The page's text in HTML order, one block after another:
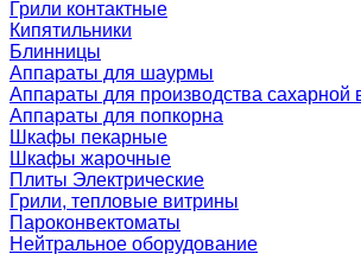
Грили контактные
Кипятильники
Блинницы
Аппараты для шаурмы
Аппараты для производства сахарной
Аппараты для попкорна
Шкафы пекарные
Шкафы жарочные
Плиты Электрические
Грили, тепловые витрины
Пароконвектоматы
Нейтральное оборудование